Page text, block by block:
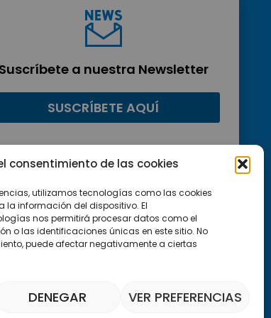
consentimiento de las cookies
utilizamos tecnologías como las cookies
información del dispositivo. El
nos permitirá procesar datos como el
o las identificaciones únicas en este sitio. No
puede afectar negativamente a ciertas
DENEGAR VER PREFERENCIAS
Suscríbete a nuestra Newsletter
SUSCRÍBETE AQUÍ